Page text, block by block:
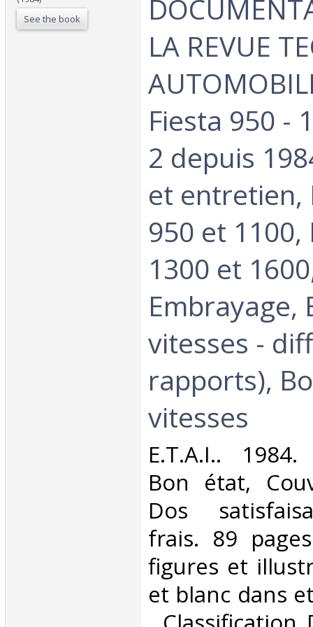
See the book
LA REVUE
Fiesta 950 -
2 depuis
et
950 et
1300 et
Embrayage,
vitesses -
rapports),
vitesses‎
‎E.T.A.I..
Bon état,
Dos
frais. 89
figures et
et blanc dans